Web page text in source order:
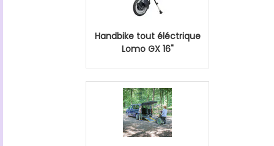
Handbike tout éléctrique
Lomo GX 16"